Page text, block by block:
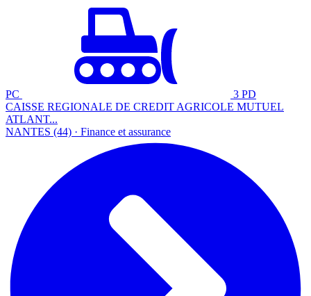
PC
3 PD
CAISSE REGIONALE DE CREDIT AGRICOLE MUTUEL
ATLANT...
NANTES (44) · Finance et assurance